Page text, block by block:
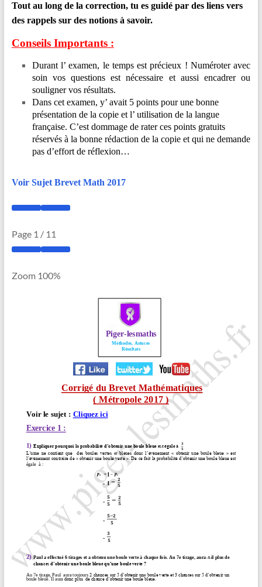
Tout au long de la correction, tu es guidé par des liens vers
des rappels sur des notions à savoir.
Conseils Importants :
Durant l’ examen, le temps est précieux ! Numéroter avec
soin vos questions est nécessaire et aussi encadrer ou
souligner vos résultats.
Dans cet examen, y’ avait 5 points pour une bonne
présentation de la copie et l’ utilisation de la langue
française. C’est dommage de rater ces points gratuits
réservés à la bonne rédaction de la copie et qui ne demande
pas d’effort de réflexion…
Voir Sujet Brevet Math 2017
Page 1 / 11
Zoom 100%